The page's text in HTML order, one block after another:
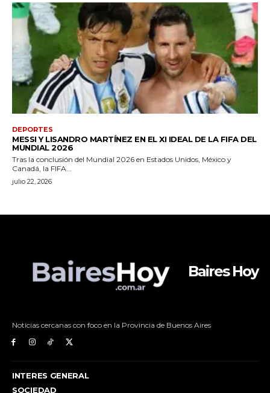
Baires Hoy
Noticias cercanas con foco en la Provincia de Buenos Aires
INTERES GENERAL
SOCIEDAD